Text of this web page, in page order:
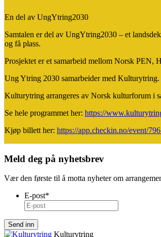
En del av UngYtring2030
Samtalen er del av UngYtring2030 – et
og få plass.
Prosjektet er et samarbeid mellom Norsk PEN,
Ung Ytring 2030 samarbeider med
Kulturytring arrangeres av Norsk kulturforum i
Se hele programmet her: https://
Kjøp billett her: https://app.checkin.no/event/
Meld deg på nyhetsbrev
Vær den første til å motta nyheter om
E-post*
Kulturytring